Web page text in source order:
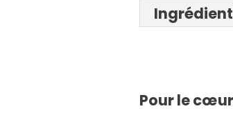
Pour le